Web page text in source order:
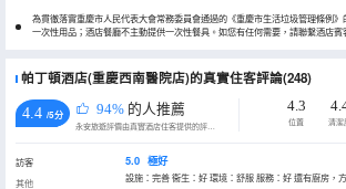
為貫徹落實重慶市人民代表大會常務委員會通過的《重慶市生活垃圾管理條例
一次性用品；酒店餐廳不主動提供一次性餐具。如您有任何需要，請聯繫酒店賓
帕丁頓酒店(重慶西南醫院店)的真實住客評論(248)
4.4 /5分 94% 的人推薦
永安旅遊評價由真實酒店住客提供的評價。
4.3
位置 清潔
訪客
其他
5.0 極好
設施：完善 衞生：好 環境：舒服 服務：好 還有廚房，